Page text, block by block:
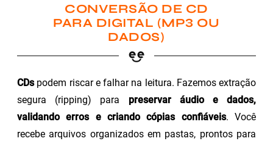
CONVERSÃO DE CD
PARA DIGITAL (MP3 OU
DADOS)
CDspodem riscar e falhar na leitura. Fazemos extração
segura (ripping) para preservar áudio e dados,
validando erros e criando cópias confiáveis. Você
recebe arquivos organizados em pastas, prontos para